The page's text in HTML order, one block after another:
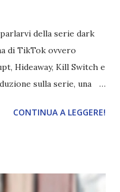
della serie dark
di TikTok ovvero
Hideaway, Kill Switch e
sulla serie, una
singoli. I libri sono in
Penelope Douglas
CONTINUA A LEGGERE!